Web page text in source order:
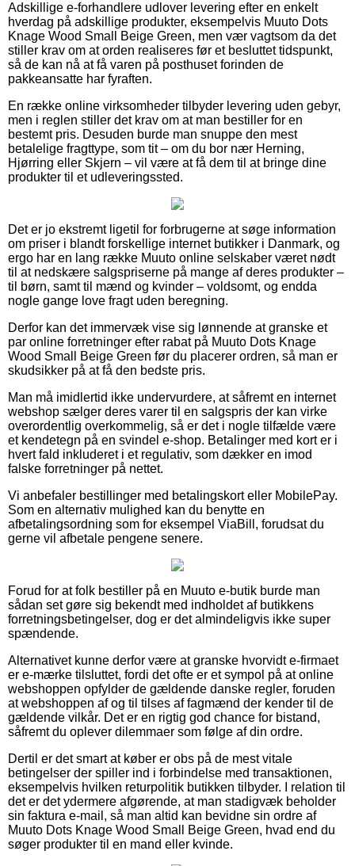
Adskillige e-forhandlere udlover levering efter en enkelt
hverdag på adskillige produkter, eksempelvis Muuto Dots
Knage Wood Small Beige Green, men vær vagtsom da det
stiller krav om at orden realiseres før et besluttet tidspunkt,
så de kan nå at få varen på posthuset forinden de
pakkeansatte har fyraften.
En række online virksomheder tilbyder levering uden gebyr,
men i reglen stiller det krav om at man bestiller for en
bestemt pris. Desuden burde man snuppe den mest
betalelige fragttype, som tit – om du bor nær Herning,
Hjørring eller Skjern – vil være at få dem til at bringe dine
produkter til et udleveringssted.
Det er jo ekstremt ligetil for forbrugerne at søge information
om priser i blandt forskellige internet butikker i Danmark, og
ergo har en lang række Muuto online selskaber været nødt
til at nedskære salgspriserne på mange af deres produkter –
til børn, samt til mænd og kvinder – voldsomt, og endda
nogle gange love fragt uden beregning.
Derfor kan det immervæk vise sig lønnende at granske et
par online forretninger efter rabat på Muuto Dots Knage
Wood Small Beige Green før du placerer ordren, så man er
skudsikker på at få den bedste pris.
Man må imidlertid ikke undervurdere, at såfremt en internet
webshop sælger deres varer til en salgspris der kan virke
overordentlig overkommelig, så er det i nogle tilfælde være
et kendetegn på en svindel e-shop. Betalinger med kort er i
hvert fald inkluderet i et regulativ, som dækker en imod
falske forretninger på nettet.
Vi anbefaler bestillinger med betalingskort eller MobilePay.
Som en alternativ mulighed kan du benytte en
afbetalingsordning som for eksempel ViaBill, forudsat du
gerne vil afbetale pengene senere.
Forud for at folk bestiller på en Muuto e-butik burde man
sådan set gøre sig bekendt med indholdet af butikkens
forretningsbetingelser, dog er det almindeligvis ikke super
spændende.
Alternativet kunne derfor være at granske hvorvidt e-firmaet
er e-mærke tilsluttet, fordi det ofte er et sympol på at online
webshoppen opfylder de gældende danske regler, foruden
at webshoppen af og til tilses af fagmænd der kender til de
gældende vilkår. Det er en rigtig god chance for bistand,
såfremt du oplever dilemmaer som følge af din ordre.
Dertil er det smart at køber er obs på de mest vitale
betingelser der spiller ind i forbindelse med transaktionen,
eksempelvis hvilken returpolitik butikken tilbyder. I relation til
det er det ydermere afgørende, at man stadigvæk beholder
sin faktura e-mail, så man altid kan bevidne sin ordre af
Muuto Dots Knage Wood Small Beige Green, hvad end du
søger produkter til en mand eller kvinde.